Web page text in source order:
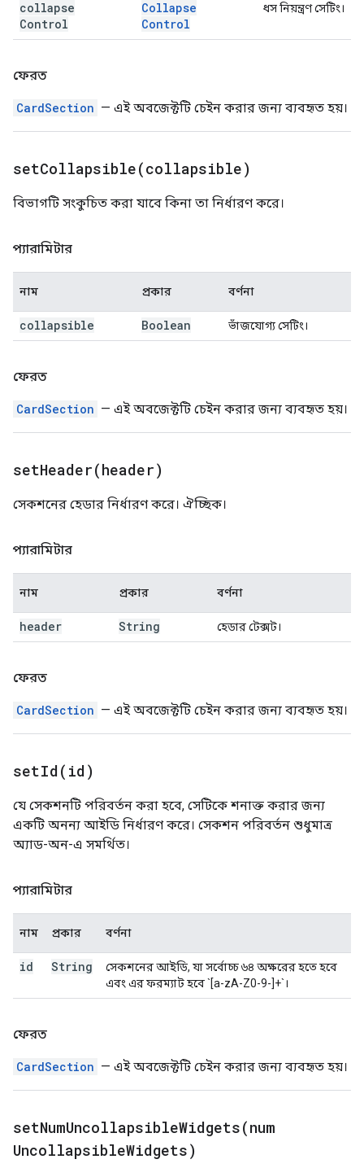
collapse
Control
Collapse
Control
ধস নিয়ন্ত্রণ সেটিং।
ফেরত
CardSection — এই অবজেক্টটি চেইন করার জন্য ব্যবহৃত হয়।
setCollapsible(collapsible)
বিভাগটি সংকুচিত করা যাবে কিনা তা নির্ধারণ করে।
প্যারামিটার
নাম প্রকার বর্ণনা
collapsible Boolean ভাঁজযোগ্য সেটিং।
ফেরত
CardSection — এই অবজেক্টটি চেইন করার জন্য ব্যবহৃত হয়।
setHeader(header)
সেকশনের হেডার নির্ধারণ করে। ঐচ্ছিক।
প্যারামিটার
নাম প্রকার বর্ণনা
header String হেডার টেক্সট।
ফেরত
CardSection — এই অবজেক্টটি চেইন করার জন্য ব্যবহৃত হয়।
setId( id)
যে সেকশনটি পরিবর্তন করা হবে, সেটিকে শনাক্ত করার জন্য
একটি অনন্য আইডি নির্ধারণ করে। সেকশন পরিবর্তন শুধুমাত্র
অ্যাড-অন-এ সমর্থিত।
প্যারামিটার
নাম প্রকার বর্ণনা
id String
সেকশনের আইডি, যা সর্বোচ্চ ৬৪ অক্ষরের হতে হবে
এবং এর ফরম্যাট হবে `[a-zA-Z0-9-]+`।
ফেরত
CardSection — এই অবজেক্টটি চেইন করার জন্য ব্যবহৃত হয়।
setNumUncollapsibleWidgets(num
UncollapsibleWidgets)